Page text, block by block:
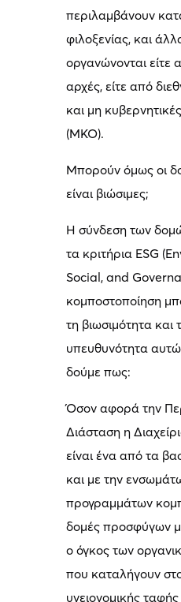
περιλαμβάνουν
φιλοξενίας, και
οργανώνονται είτε
αρχές, είτε από
και μη
(ΜΚΟ).
Μπορούν όμως οι
είναι βιώσιμες;
Η σύνδεση των
τα κριτήρια ESG
Social, and
κομποστοποίηση
τη βιωσιμότητα και
υπευθυνότητα
δούμε πως:
Όσον αφορά την
Διάσταση η
είναι ένα από τα
και με την
προγραμμάτων
δομές προσφύγων
ο όγκος των
που καταλήγουν
υγειονομικής